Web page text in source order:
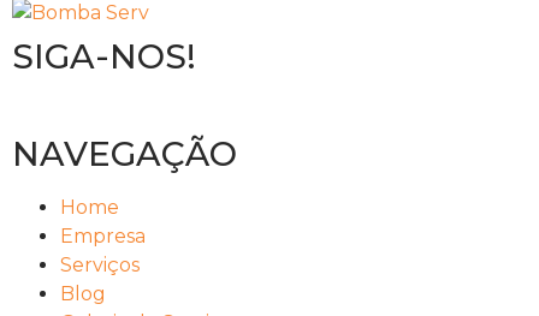
SIGA-NOS!
NAVEGAÇÃO
Home
Empresa
Serviços
Blog